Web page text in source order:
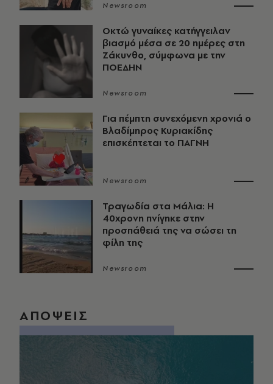
Newsroom
Οκτώ γυναίκες κατήγγειλαν
βιασμό μέσα σε 20 ημέρες στη
Ζάκυνθο, σύμφωνα με την
ΠΟΕΔΗΝ
Newsroom
Για πέμπτη συνεχόμενη χρονιά ο
Βλαδίμηρος Κυριακίδης
επισκέπτεται το ΠΑΓΝΗ
Newsroom
Τραγωδία στα Μάλια: Η
40χρονη πνίγηκε στην
προσπάθειά της να σώσει τη
φίλη της
Newsroom
ΑΠΟΨΕΙΣ